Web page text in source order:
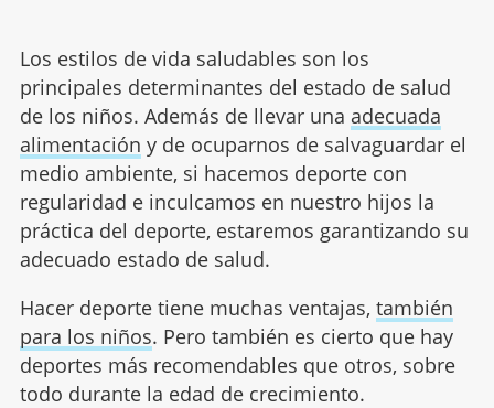
Los estilos de vida saludables son los
principales determinantes del estado de salud
de los niños. Además de llevar una adecuada
alimentación y de ocuparnos de salvaguardar el
medio ambiente, si hacemos deporte con
regularidad e inculcamos en nuestro hijos la
práctica del deporte, estaremos garantizando su
adecuado estado de salud.
Hacer deporte tiene muchas ventajas, también
para los niños. Pero también es cierto que hay
deportes más recomendables que otros, sobre
todo durante la edad de crecimiento.